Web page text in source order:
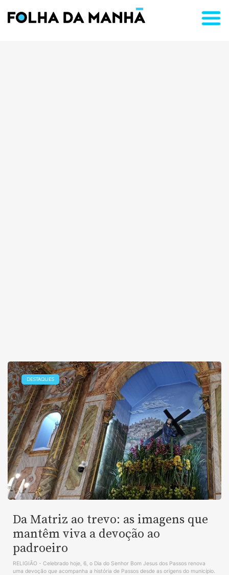
DESTAQUES
Da Matriz ao trevo: as imagens que
mantêm viva a devoção ao
padroeiro
RELIGIÃO - Celebrado hoje, 6, o Dia do Senhor Bom Jesus dos Passos renova
uma devoção que acompanha a história de Passos desde as origens do município.